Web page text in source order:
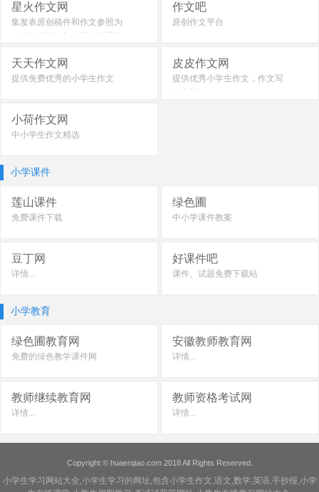
星火作文网
集发表原创稿件和作文参照为
作文吧
原创作文平台
天天作文网
提供免费优秀的小学生作文
皮皮作文网
提供优秀小学生作文，作文写
小荷作文网
中小学生作文精选
小学课件
莲山课件
免费课件下载
绿色圃
中小学课件教案
豆丁网
详情...
好课件吧
课件、试题免费下载站
小学教育
绿色圃教育网
免费的绿色教学课件网
安徽教师教育网
详情...
教师继续教育网
详情...
教师资格考试网
详情...
Copyright © huaerqiao.com2018 All Rights Reserved.
小学生学习网站大全,小学生学习的网址,包含小学生作文,语文,数学,英语,手抄报,小学